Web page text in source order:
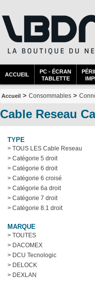
ACCUEIL
PC - ÉCRAN
TABLETTE
Accueil > Consommables >
Cable Reseau
TYPE
> TOUS LES Cable Reseau
> Catégorie 5 droit
> Catégorie 6 droit
> Catégorie 6 croisé
> Catégorie 6a droit
> Catégorie 7 droit
> Catégorie 8.1 droit
MARQUE
> TOUTES
> DACOMEX
> DCU Tecnologic
> DELOCK
> DEXLAN